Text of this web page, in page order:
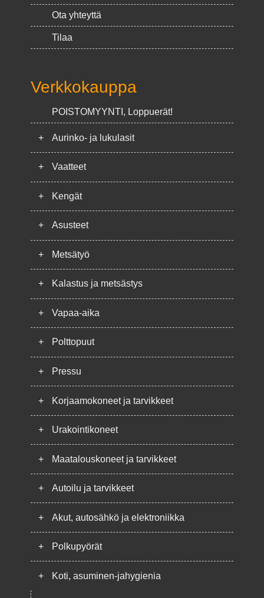
Ota yhteyttä
Tilaa
Verkkokauppa
POISTOMYYNTI, Loppuerät!
+ Aurinko- ja lukulasit
+ Vaatteet
+ Kengät
+ Asusteet
+ Metsätyö
+ Kalastus ja metsästys
+ Vapaa-aika
+ Polttopuut
+ Pressu
+ Korjaamokoneet ja tarvikkeet
+ Urakointikoneet
+ Maatalouskoneet ja tarvikkeet
+ Autoilu ja tarvikkeet
+ Akut, autosähkö ja elektroniikka
+ Polkupyörät
+ Koti, asuminen-jahygienia